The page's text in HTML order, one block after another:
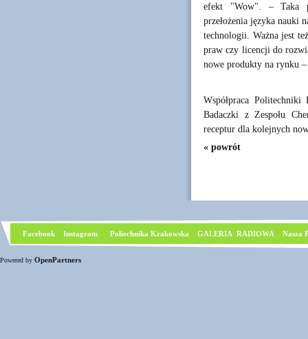
efekt "Wow". – Taka
przełożenia języka nauki
technologii. Ważna jest
praw czy licencji do
nowe produkty na rynku –
Współpraca
Badaczki z Zespołu
receptur dla kolejnych
« powrót
Facebook Instagram Poliechnika Krakowska GALERIA RADIOWA Nasza
Powered by OpenPartners